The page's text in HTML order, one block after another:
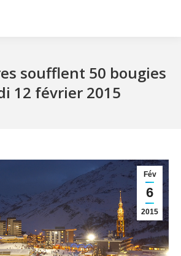
soufflent 50 bougies
12 février 2015
Fév
6
2015